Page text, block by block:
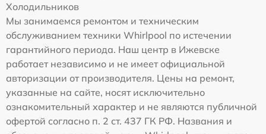
Холодильников
Мы занимаемся ремонтом и техническим
обслуживанием техники Whirlpool по истечении
гарантийного периода. Наш центр в Ижевске
работает независимо и не имеет официальной
авторизации от производителя. Цены на ремонт,
указанные на сайте, носят исключительно
ознакомительный характер и не являются публичной
офертой согласно п. 2 ст. 437 ГК РФ. Названия и